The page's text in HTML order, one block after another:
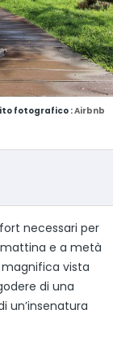
fotografico :Airbnb
necessari per
e a metà
vista
di una
un’insenatura